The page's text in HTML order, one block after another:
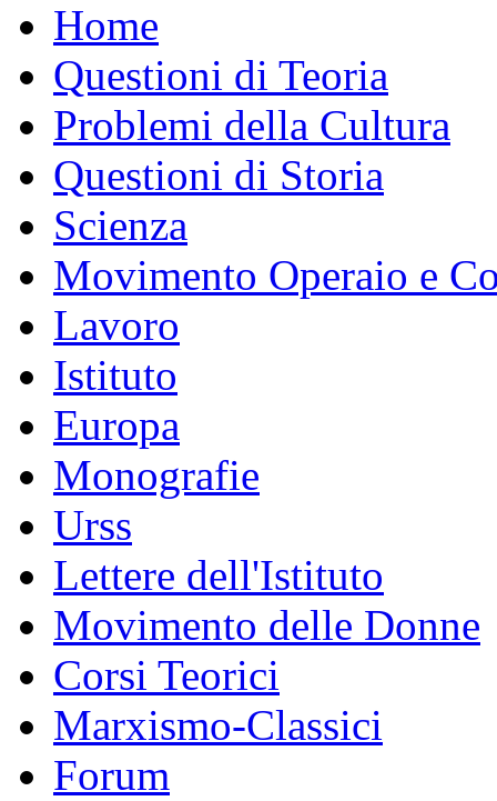
Home
Questioni di Teoria
Problemi della Cultura
Questioni di Storia
Scienza
Movimento Operaio e
Lavoro
Istituto
Europa
Monografie
Urss
Lettere dell'Istituto
Movimento delle Donne
Corsi Teorici
Marxismo-Classici
Forum